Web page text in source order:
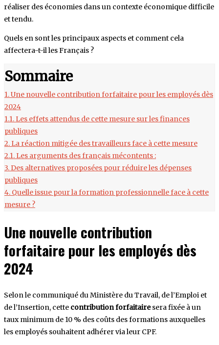
réaliser des économies dans un contexte économique difficile
et tendu.
Quels en sont les principaux aspects et comment cela
affectera-t-il les Français ?
Sommaire
1.Une nouvelle contribution forfaitaire pour les employés dès
2024
1.1. Les effets attendus de cette mesure sur les finances
publiques
2. La réaction mitigée des travailleurs face à cette mesure
2.1. Les arguments des français mécontents :
3.Des alternatives proposées pour réduire les dépenses
publiques
4. Quelle issue pour la formation professionnelle face à cette
mesure ?
Une nouvelle contribution
forfaitaire pour les employés dès
2024
Selon le communiqué du Ministère du Travail, de l’Emploi et
de l’Insertion, cette contribution forfaitairesera fixée à un
taux minimum de 10 % des coûts des formations auxquelles
les employés souhaitent adhérer via leur CPF.